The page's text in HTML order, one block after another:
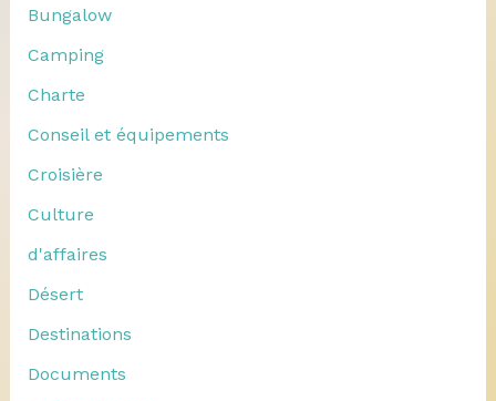
Bungalow
Camping
Charte
Conseil et équipements
Croisière
Culture
d'affaires
Désert
Destinations
Documents